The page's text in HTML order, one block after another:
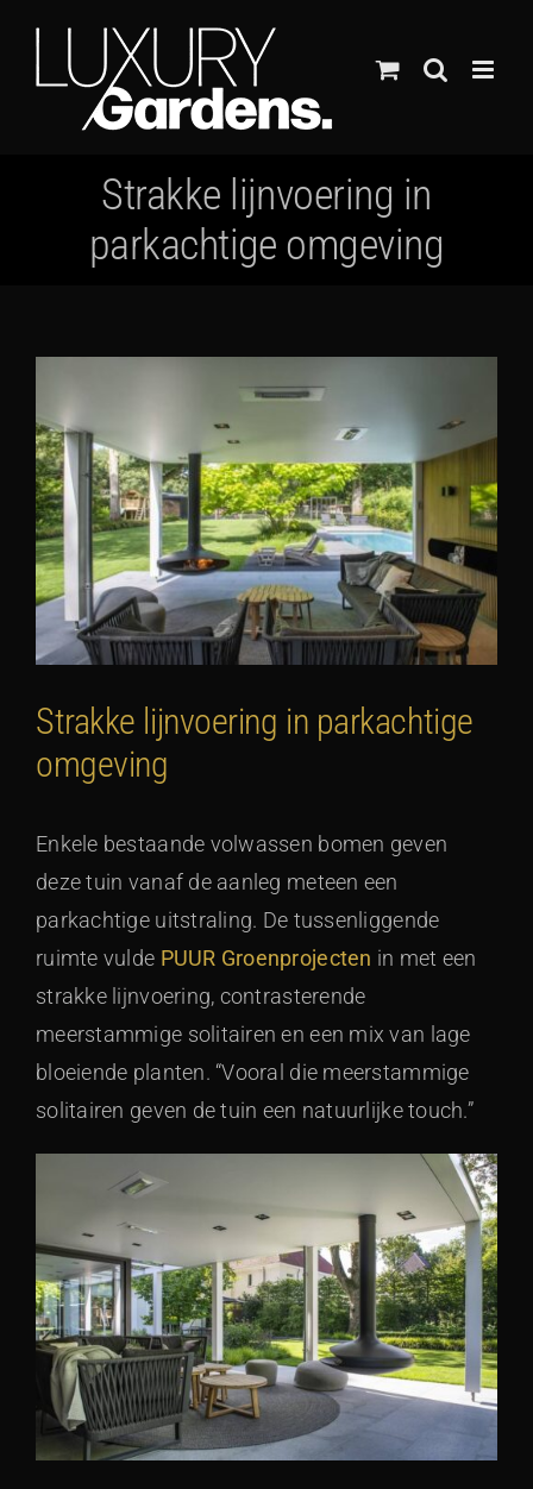
inhoud
Strakke lijnvoering in
parkachtige omgeving
grotere
afbeelding
Strakke lijnvoering in parkachtige
omgeving
Enkele bestaande volwassen bomen geven
deze tuin vanaf de aanleg meteen een
parkachtige uitstraling. De tussenliggende
ruimte vulde PUUR Groenprojecten in met een
strakke lijnvoering, contrasterende
meerstammige solitairen en een mix van lage
bloeiende planten. “Vooral die meerstammige
solitairen geven de tuin een natuurlijke touch.”